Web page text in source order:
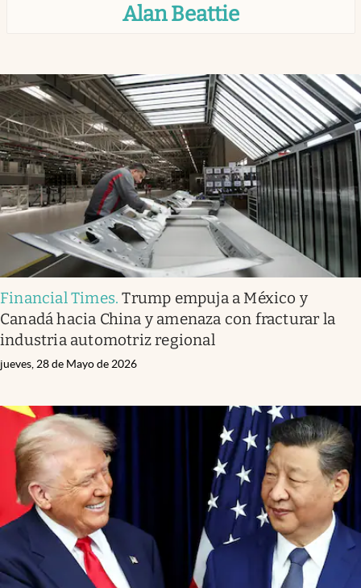
Mundial 2026
Eventos Corporativos
El Cronista Studio
Mediakit
abre en nueva pestaña
Argentina
Alan Beattie
Financial Times.Trump empuja a México y
Canadá hacia China y amenaza con fracturar la
industria automotriz regional
jueves, 28 de Mayo de 2026